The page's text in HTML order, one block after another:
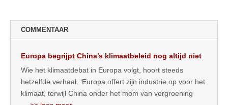
COMMENTAAR
Europa begrijpt China’s klimaatbeleid nog altijd niet
Wie het klimaatdebat in Europa volgt, hoort steeds
hetzelfde verhaal. ‘Europa offert zijn industrie op voor het
klimaat, terwijl China onder het mom van vergroening